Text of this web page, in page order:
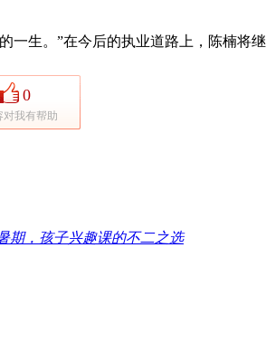
。”在今后的执业道路上，陈楠将继
0
对我有帮助
期，孩子兴趣课的不二之选